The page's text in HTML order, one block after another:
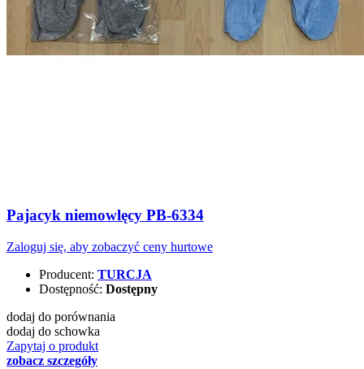
Pajacyk niemowlęcy PB-6334
Zaloguj się, aby zobaczyć ceny hurtowe
Producent: TURCJA
Dostępność: Dostępny
dodaj do porównania
dodaj do schowka
Zapytaj o produkt
zobacz szczegóły